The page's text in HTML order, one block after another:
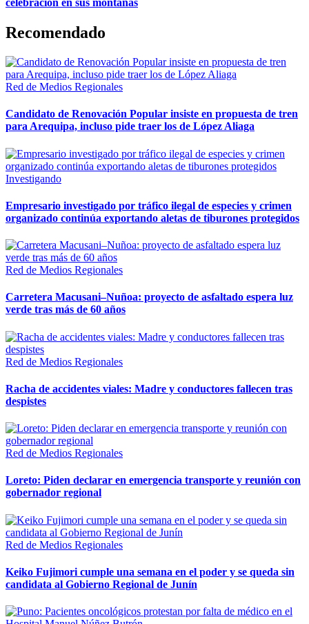
Recomendado
Red de Medios Regionales
Candidato de Renovación Popular insiste en propuesta de tren
para Arequipa, incluso pide traer los de López Aliaga
Investigando
Empresario investigado por tráfico ilegal de especies y crimen
organizado continúa exportando aletas de tiburones protegidos
Red de Medios Regionales
Carretera Macusani–Nuñoa: proyecto de asfaltado espera luz
verde tras más de 60 años
Red de Medios Regionales
Racha de accidentes viales: Madre y conductores fallecen tras
despistes
Red de Medios Regionales
Loreto: Piden declarar en emergencia transporte y reunión con
gobernador regional
Red de Medios Regionales
Keiko Fujimori cumple una semana en el poder y se queda sin
candidata al Gobierno Regional de Junín